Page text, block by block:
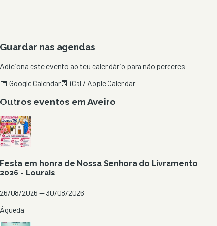
Guardar nas agendas
Adiciona este evento ao teu calendário para não perderes.
📅 Google Calendar📆 iCal / Apple Calendar
Outros eventos emAveiro
Festa em honra de Nossa Senhora do Livramento
2026 - Lourais
26/08/2026 — 30/08/2026
Águeda